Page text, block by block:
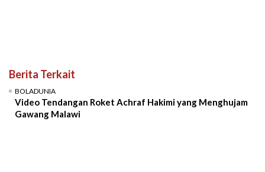
Berita Terkait
BOLADUNIA
Video Tendangan Roket Achraf Hakimi yang Menghujam
Gawang Malawi